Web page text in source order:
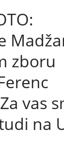
zboru
vas
na